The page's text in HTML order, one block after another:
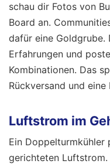
schau dir Fotos von
Board an.
dafür eine
Erfahrungen und
Kombinationen. Das
Rückversand und eine
Luftstrom im
Ein
gerichteten